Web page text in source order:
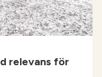
relevans för